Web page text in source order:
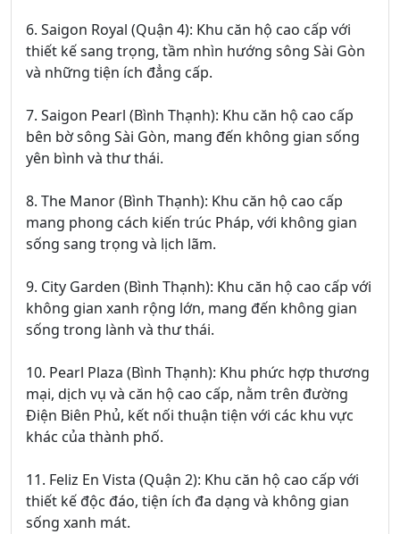
6. Saigon Royal (Quận 4): Khu căn hộ cao cấp với
thiết kế sang trọng, tầm nhìn hướng sông Sài Gòn
và những tiện ích đẳng cấp.
7. Saigon Pearl (Bình Thạnh): Khu căn hộ cao cấp
bên bờ sông Sài Gòn, mang đến không gian sống
yên bình và thư thái.
8. The Manor (Bình Thạnh): Khu căn hộ cao cấp
mang phong cách kiến trúc Pháp, với không gian
sống sang trọng và lịch lãm.
9. City Garden (Bình Thạnh): Khu căn hộ cao cấp với
không gian xanh rộng lớn, mang đến không gian
sống trong lành và thư thái.
10. Pearl Plaza (Bình Thạnh): Khu phức hợp thương
mại, dịch vụ và căn hộ cao cấp, nằm trên đường
Điện Biên Phủ, kết nối thuận tiện với các khu vực
khác của thành phố.
11. Feliz En Vista (Quận 2): Khu căn hộ cao cấp với
thiết kế độc đáo, tiện ích đa dạng và không gian
sống xanh mát.